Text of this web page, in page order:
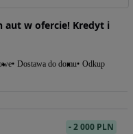
aut w ofercie! Kredyt i
Dostawa do domu Odkup
-2 000 PLN